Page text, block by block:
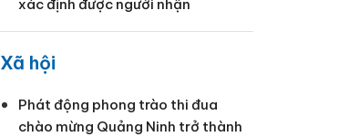
xác định được người nhận
Xã hội
Phát động phong trào thi đua
chào mừng Quảng Ninh trở thành